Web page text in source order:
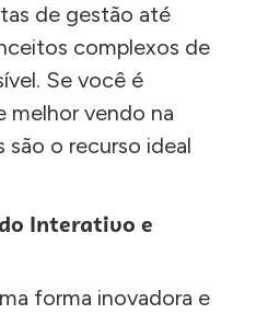
de gestão até
complexos de
Se você é
melhor vendo na
são o recurso ideal
Interativo e
forma inovadora e